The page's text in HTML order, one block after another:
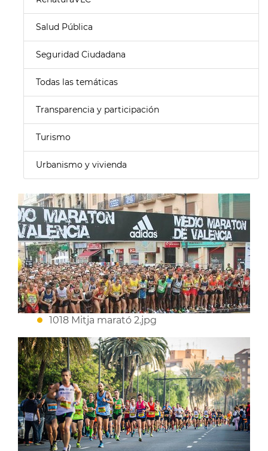
Salud Pública
Seguridad Ciudadana
Todas las temáticas
Transparencia y participación
Turismo
Urbanismo y vivienda
1018 Mitja marató 2.jpg